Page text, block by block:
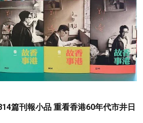
篇刊報小品 重看香港60年代市井日